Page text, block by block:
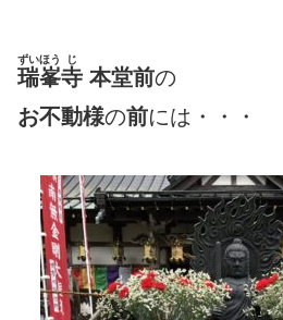
瑞峯
ずいほう
寺
じ
本堂前の
お不動様の前には・・・